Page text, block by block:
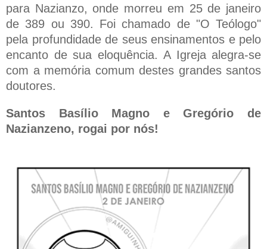
para Nazianzo, onde morreu em 25 de janeiro
de 389 ou 390. Foi chamado de "O Teólogo"
pela profundidade de seus ensinamentos e pelo
encanto de sua eloquência. A Igreja alegra-se
com a memória comum destes grandes santos
doutores.
Santos Basílio Magno e Gregório de
Nazianzeno, rogai por nós!